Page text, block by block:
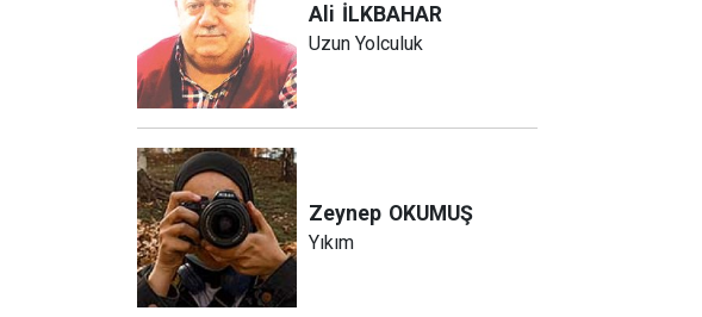
Ali İLKBAHAR
Uzun Yolculuk
Zeynep OKUMUŞ
Yıkım